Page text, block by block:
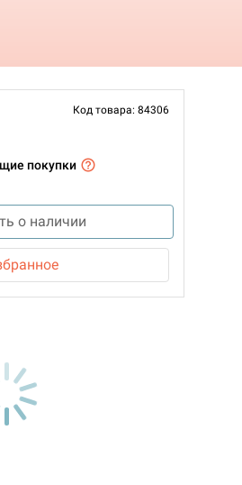
Код товара: 84306
покупки
о наличии